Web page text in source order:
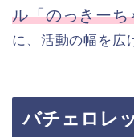
ル「のっきー
に、活動の幅を広
バチェロレ